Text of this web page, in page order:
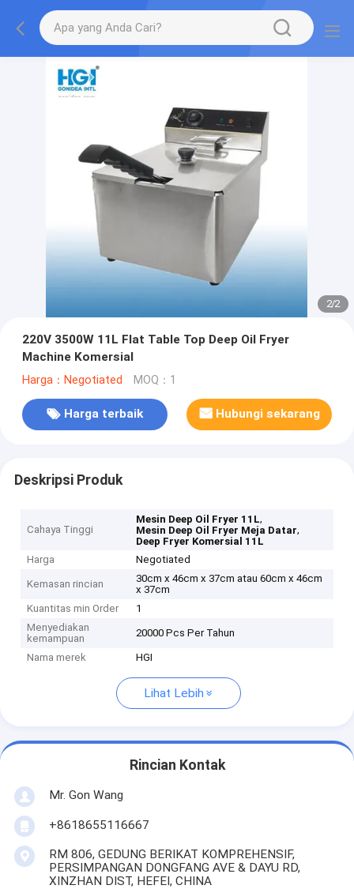
2/2
220V 3500W 11L Flat Table Top Deep Oil Fryer
Machine Komersial
Harga：Negotiated MOQ：1
Harga terbaik Hubungi sekarang
Deskripsi Produk
Cahaya Tinggi
Mesin Deep Oil Fryer 11L,
Mesin Deep Oil Fryer Meja Datar,
Deep Fryer Komersial 11L
Harga
Negotiated
Kemasan rincian
30cm x 46cm x 37cm atau 60cm x 46cm
x 37cm
Kuantitas min Order
1
Menyediakan
kemampuan
20000 Pcs Per Tahun
Nama merek HGI
Lihat Lebih
Rincian Kontak
Mr. Gon Wang
+8618655116667
RM 806, GEDUNG BERIKAT KOMPREHENSIF,
PERSIMPANGAN DONGFANG AVE & DAYU RD,
XINZHAN DIST, HEFEI, CHINA